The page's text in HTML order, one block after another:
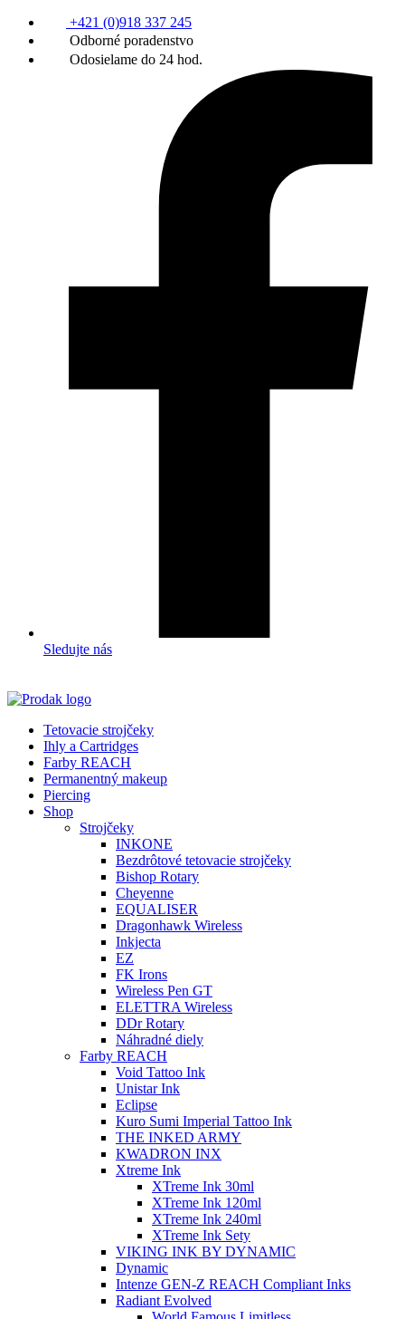
+421 (0)918 337 245
Odborné poradenstvo
Odosielame do 24 hod.
Sledujte nás
Tetovacie strojčeky
Ihly a Cartridges
Farby REACH
Permanentný makeup
Piercing
Shop
Strojčeky
INKONE
Bezdrôtové tetovacie strojčeky
Bishop Rotary
Cheyenne
EQUALISER
Dragonhawk Wireless
Inkjecta
EZ
FK Irons
Wireless Pen GT
ELETTRA Wireless
DDr Rotary
Náhradné diely
Farby REACH
Void Tattoo Ink
Unistar Ink
Eclipse
Kuro Sumi Imperial Tattoo Ink
THE INKED ARMY
KWADRON INX
Xtreme Ink
XTreme Ink 30ml
XTreme Ink 120ml
XTreme Ink 240ml
XTreme Ink Sety
VIKING INK BY DYNAMIC
Dynamic
Intenze GEN-Z REACH Compliant Inks
Radiant Evolved